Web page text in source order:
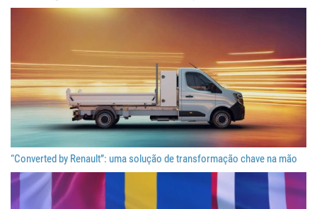
“Converted by Renault”: uma solução de transformação chave na mão